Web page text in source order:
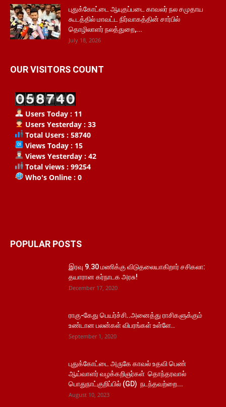
புதுக்கோட்டை ஆயுதப்படை காவலர் நல சமுதாய
கூடத்தில் மாவட்ட நிர்வாகத்தின் சார்பில்
தொழிலாளர் நலத்துறை,...
July 18, 2026
OUR VISITORS COUNT
Users Today : 11
Users Yesterday : 33
Total Users : 58740
Views Today : 15
Views Yesterday : 42
Total views : 99254
Who's Online : 0
POPULAR POSTS
இரவு 9.30 மணிக்கு விடுதலையாகிறார் சசிகலா:
தயாரான கர்நாடக அரசு!
December 17, 2020
ராகு-கேது பெயர்ச்சி..அனைத்து ராசிகளுக்கும்
உண்டான பலன்கள் விபரங்கள் உள்ளே..
September 1, 2020
புதுக்கோட்டை அருகே காவல் உதவி பெண்
ஆய்வாளர் வழக்கறிஞர்கள் தொந்தரவால்
பொதுநாட்குறிப்பில் (GD) நடந்தவற்றை...
August 10, 2023